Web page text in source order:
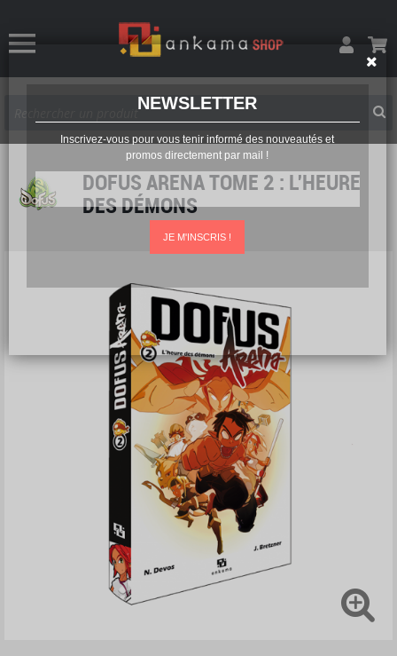
NEWSLETTER
Inscrivez-vous pour vous tenir informé des nouveautés et
promos directement par mail !
JE M'INSCRIS !
DOFUS ARENA TOME 2 : L'HEURE
DES DÉMONS